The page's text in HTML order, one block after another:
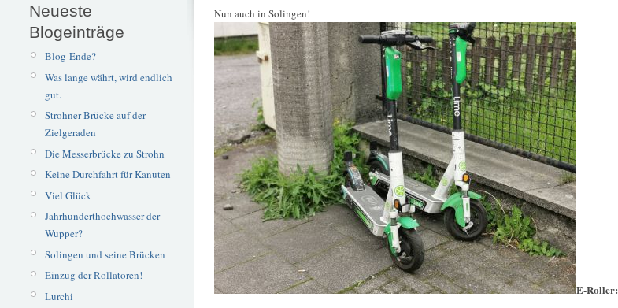
Neueste
Blogeinträge
Blog-Ende?
Was lange währt, wird endlich
gut.
Strohner Brücke auf der
Zielgeraden
Die Messerbrücke zu Strohn
Keine Durchfahrt für Kanuten
Viel Glück
Jahrhunderthochwasser der
Wupper?
Solingen und seine Brücken
Einzug der Rollatoren!
Lurchi
Nun auch in Solingen!
E-Roller: